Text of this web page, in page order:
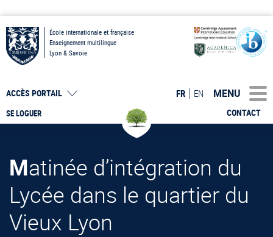
École internationale et française
Enseignement multilingue
Lyon & Savoie
SE LOGUER
ACCÈS PORTAIL
CONTACT
FR EN MENU
Matinée d’intégration du
Lycée dans le quartier du
Vieux Lyon